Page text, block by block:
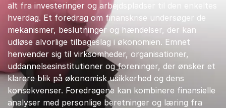
alt fra investeringer og arbejdspladser til den enkeltes
hverdag. Et foredrag om finanskrise undersøger de
mekanismer, beslutninger og hændelser, der kan
udløse alvorlige tilbageslag i økonomien. Emnet
henvender sig til virksomheder, organisationer,
uddannelsesinstitutioner og foreninger, der ønsker et
klarere blik på økonomisk usikkerhed og dens
konsekvenser. Foredragene kan kombinere finansielle
analyser med personlige beretninger og læring fra